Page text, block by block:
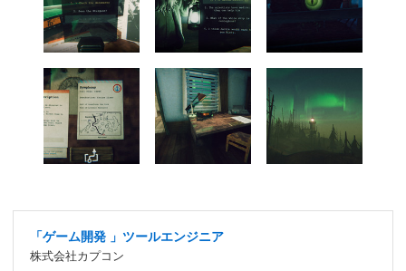
「ゲーム開発 」ツールエンジニア
株式会社カプコン